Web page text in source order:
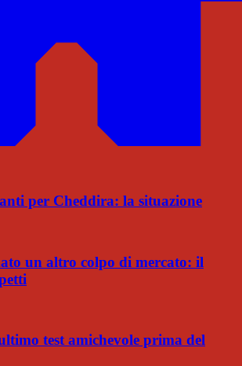
per Cheddira: la situazione
un altro colpo di mercato: il
test amichevole prima del